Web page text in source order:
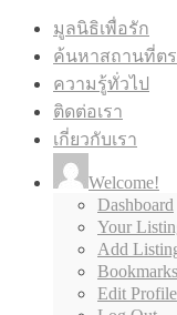
มูลนิธิเพื่อรัก
ค้นหาสถานที่ต
ความรู้ทั่วไป
ติดต่อเรา
เกี่ยวกับเรา
Welcome!
Dashboard
Your
Add
Bookmarks
Edit Profile